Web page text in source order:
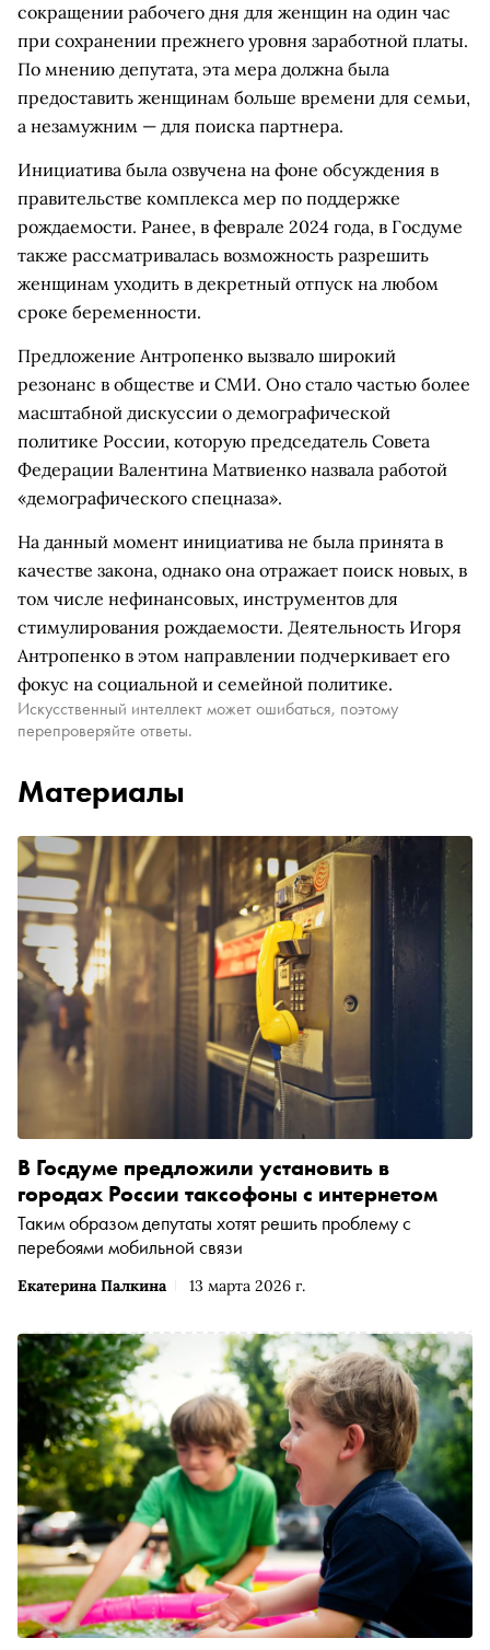
сокращении рабочего дня для женщин на один час
при сохранении прежнего уровня заработной платы.
По мнению депутата, эта мера должна была
предоставить женщинам больше времени для семьи,
а незамужним — для поиска партнера.
Инициатива была озвучена на фоне обсуждения в
правительстве комплекса мер по поддержке
рождаемости. Ранее, в феврале 2024 года, в Госдуме
также рассматривалась возможность разрешить
женщинам уходить в декретный отпуск на любом
сроке беременности.
Предложение Антропенко вызвало широкий
резонанс в обществе и СМИ. Оно стало частью более
масштабной дискуссии о демографической
политике России, которую председатель Совета
Федерации Валентина Матвиенко назвала работой
«демографического спецназа».
На данный момент инициатива не была принята в
качестве закона, однако она отражает поиск новых, в
том числе нефинансовых, инструментов для
стимулирования рождаемости. Деятельность Игоря
Антропенко в этом направлении подчеркивает его
фокус на социальной и семейной политике.
Искусственный интеллект может ошибаться, поэтому
перепроверяйте ответы.
Материалы
Екатерина Палкина 13 марта 2026 г.
В Госдуме предложили установить в
городах России таксофоны с интернетом
Таким образом депутаты хотят решить проблему с
перебоями мобильной связи